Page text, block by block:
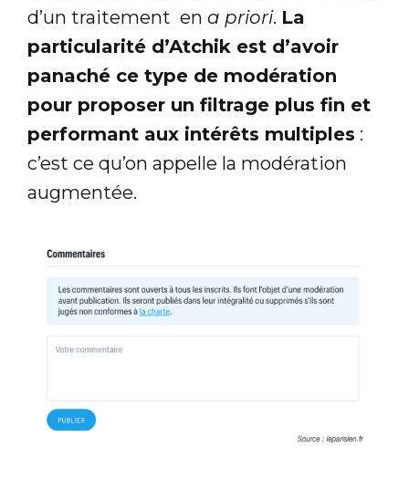
d’un traitement en a priori. La
particularité d’Atchik est d’avoir
panaché ce type de modération
pour proposer un filtrage plus fin et
performant aux intérêts multiples :
c’est ce qu’on appelle la modération
augmentée.